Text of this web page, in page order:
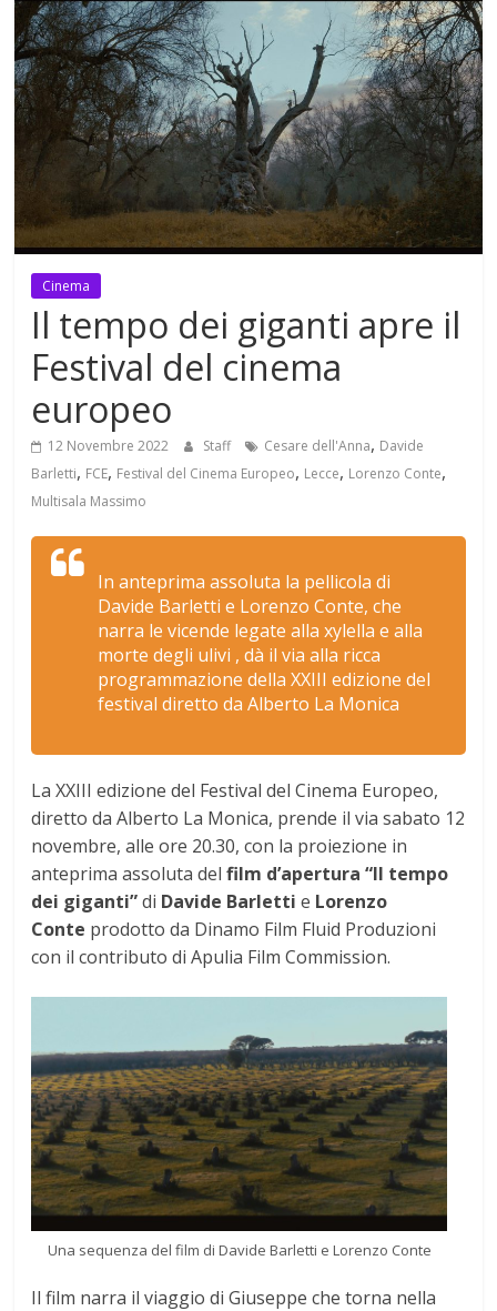
Mensile
di
arte,
cultura,
turismo
curiosità
Cinema
Il tempo dei giganti apre il
Festival del cinema
europeo
12 Novembre 2022 Staff Cesare dell'Anna, Davide
Barletti, FCE, Festival del Cinema Europeo, Lecce, Lorenzo Conte,
Multisala Massimo
In anteprima assoluta la pellicola di
Davide Barletti e Lorenzo Conte, che
narra le vicende legate alla xylella e alla
morte degli ulivi , dà il via alla ricca
programmazione della XXIII edizione del
festival diretto da Alberto La Monica
La XXIII edizione del Festival del Cinema Europeo,
diretto da Alberto La Monica, prende il via sabato 12
novembre, alle ore 20.30, con la proiezione in
anteprima assoluta delfilm d’apertura “Il tempo
dei giganti”di Davide Barlettie Lorenzo
Conte prodotto da Dinamo Film Fluid Produzioni
con il contributo di Apulia Film Commission.
Una sequenza del film di Davide Barletti e Lorenzo Conte
Il film narra il viaggio di Giuseppe che torna nella